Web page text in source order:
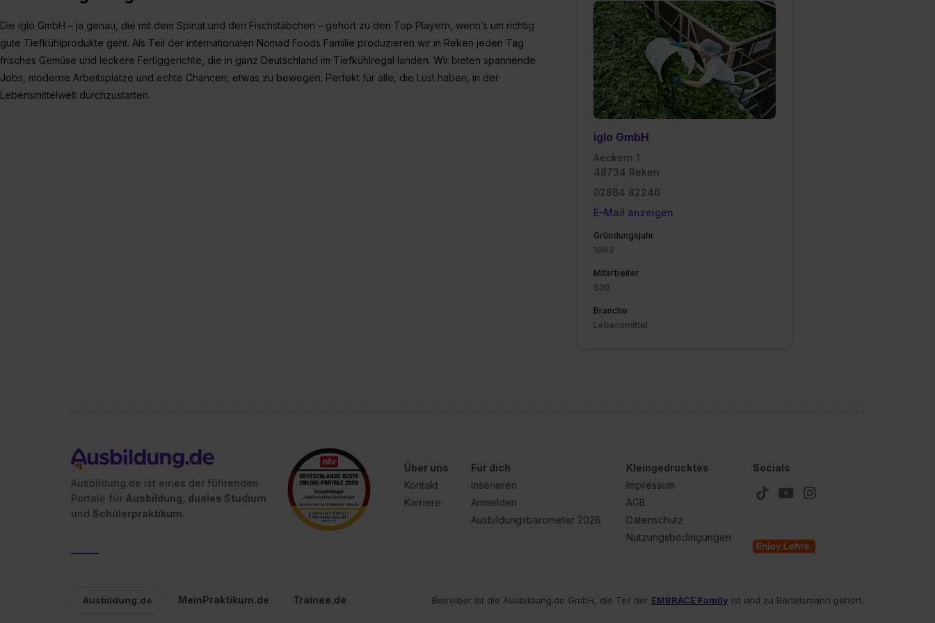
iglo GmbH
Aeckern 1
48734 Reken
02864 82246
E-Mail anzeigen
Gründungsjahr
1963
Mitarbeiter
500
Branche
Lebensmittel
Die iglo GmbH – ja genau, die mit dem Spinat und den Fischstäbchen – gehört zu den Top Playern, wenn’s um richtig
gute Tiefkühlprodukte geht. Als Teil der internationalen Nomad Foods Familie produzieren wir in Reken jeden Tag
frisches Gemüse und leckere Fertiggerichte, die in ganz Deutschland im Tiefkühlregal landen. Wir bieten spannende
Jobs, moderne Arbeitsplätze und echte Chancen, etwas zu bewegen. Perfekt für alle, die Lust haben, in der
Lebensmittelwelt durchzustarten.
Ausbildung.de ist eines der führenden
Portale für Ausbildung, duales Studium
und Schülerpraktikum.
Über uns
Kontakt
Karriere
Für dich
Inserieren
Anmelden
Ausbildungsbarometer 2026
Kleingedrucktes
Impressum
AGB
Datenschutz
Nutzungsbedingungen
Socials
Ausbildung.de MeinPraktikum.de Trainee.de Betreiber ist die Ausbildung.de GmbH, die Teil der EMBRACE Family ist und zu Bertelsmann gehört.